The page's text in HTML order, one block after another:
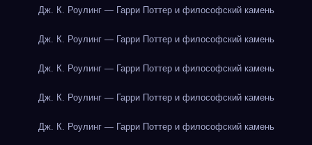
Дж. К. Роулинг — Гарри Поттер и философский камень
Дж. К. Роулинг — Гарри Поттер и философский камень
Дж. К. Роулинг — Гарри Поттер и философский камень
Дж. К. Роулинг — Гарри Поттер и философский камень
Дж. К. Роулинг — Гарри Поттер и философский камень